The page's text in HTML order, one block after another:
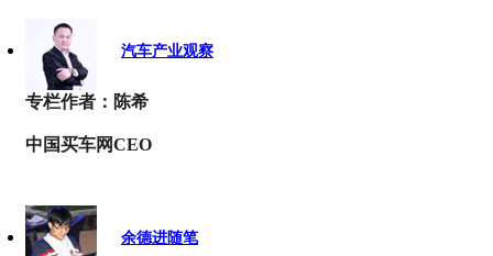
汽车产业观察
专栏作者：陈希
中国买车网CEO
余德进随笔